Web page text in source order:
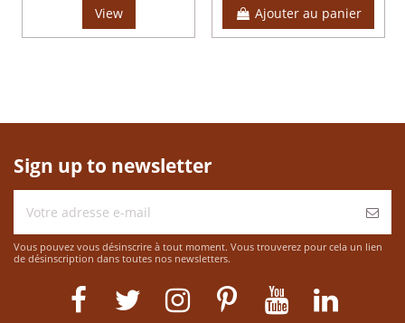
View
Ajouter au panier
Sign up to newsletter
Vous pouvez vous désinscrire à tout moment. Vous trouverez pour cela un lien
de désinscription dans toutes nos newsletters.